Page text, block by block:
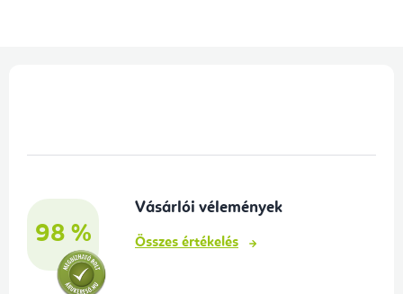
98 %
Vásárlói vélemények
Összes értékelés